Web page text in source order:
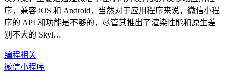
序，兼容 iOS 和 Android，当然对于应用程序来说，微信小程
序的 API 和功能是不够的，尽管其推出了渲染性能和原生差
别不大的 Skyl…
编程相关
微信小程序